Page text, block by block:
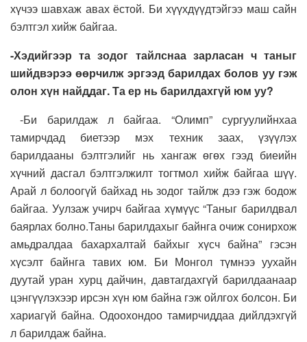
хүчээ шавхаж авах ёстой. Би хүүхдүүдтэйгээ маш сайн
бэлтгэл хийж байгаа.
-Хэдийгээр та зодог тайлснаа зарласан ч таныг
шийдвэрээ өөрчилж эргээд барилдах болов уу гэж
олон хүн найддаг. Та ер нь барилдахгүй юм уу?
-Би барилдаж л байгаа. “Олимп” сургуулийнхаа
тамирчдад биетээр мэх техник заах, үзүүлэх
барилдааны бэлтгэлийг нь хангаж өгөх гээд биеийн
хүчний дасгал бэлтгэлжилт тогтмол хийж байгаа шүү.
Арай л болоогүй байхад нь зодог тайлж дээ гэж бодож
байгаа. Уулзаж учирч байгаа хүмүүс “Таныг барилдвал
баярлах болно.Таны барилдахыг байнга очиж сонирхож
амьдралдаа бахархалтай байхыг хүсч байна” гэсэн
хүсэлт байнга тавих юм. Би Монгол түмнээ уухайн
дуутай уран хурц дайчин, давтагдахгүй барилдаанаар
цэнгүүлэхээр ирсэн хүн юм байна гэж ойлгох болсон. Би
хариагүй байна. Одоохондоо тамирчиддаа дийлдэхгүй
л барилдаж байна.